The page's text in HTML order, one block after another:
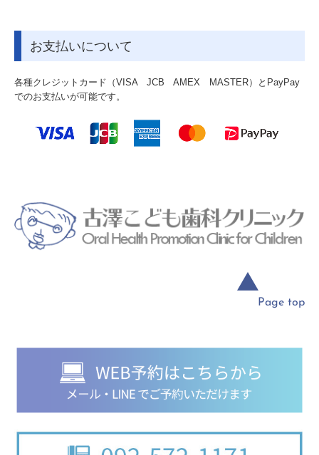
お支払いについて
各種クレジットカード（VISA JCB AMEX MASTER）とPayPay
でのお支払いが可能です。
▲
Page top